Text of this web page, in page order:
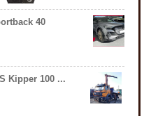
40
Kipper 100 ...